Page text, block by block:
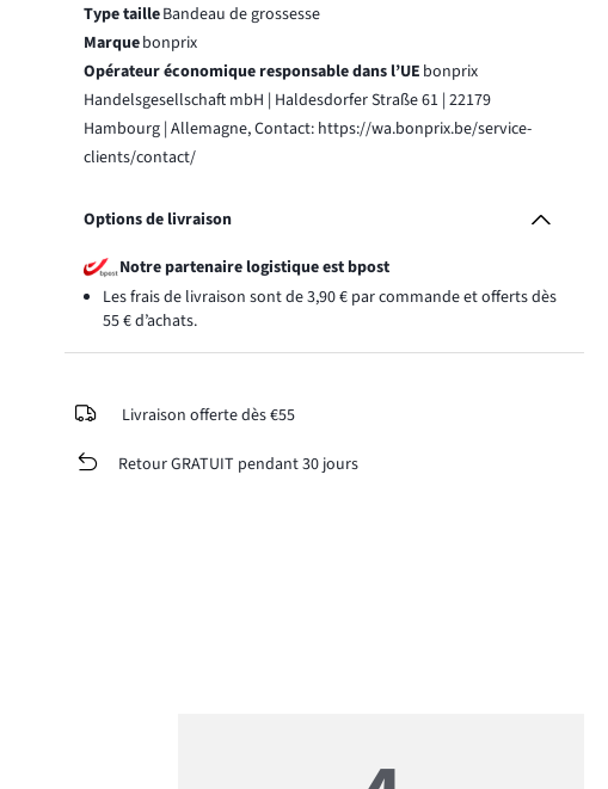
Type tailleBandeau de grossesse
Marquebonprix
Opérateur économique responsable dans l’UE bonprix
Handelsgesellschaft mbH | Haldesdorfer Straße 61 | 22179
Hambourg | Allemagne, Contact: https://wa.bonprix.be/service-
clients/contact/
Options de livraison
Notre partenaire logistique est bpost
Les frais de livraison sont de 3,90 € par commande et offerts dès
55 € d’achats.
Livraison offerte dès €55
Retour GRATUIT pendant 30 jours